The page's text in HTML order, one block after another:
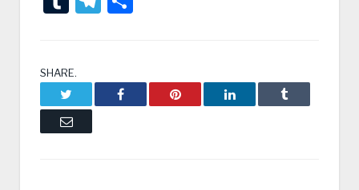
SHARE.
Facebook Pinterest LinkedIn Tumblr
Email